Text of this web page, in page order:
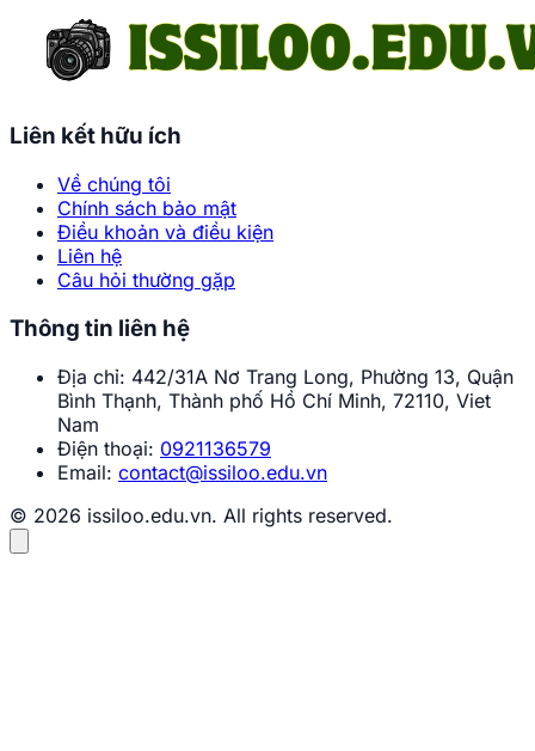
Liên kết hữu ích
Về chúng tôi
Chính sách bảo mật
Điều khoản và điều kiện
Liên hệ
Câu hỏi thường gặp
Thông tin liên hệ
Địa chỉ: 442/31A Nơ Trang Long, Phường 13, Quận
Bình Thạnh, Thành phố Hồ Chí Minh, 72110, Viet
Nam
Điện thoại: 0921136579
Email: contact@issiloo.edu.vn
© 2026 issiloo.edu.vn. All rights reserved.